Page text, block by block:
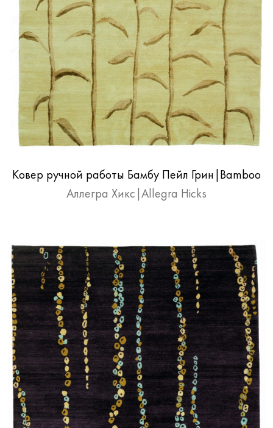
Ковер ручной работы Бамбу Пейл Грин|Bamboo
pale green
Аллегра Хикс|Allegra Hicks